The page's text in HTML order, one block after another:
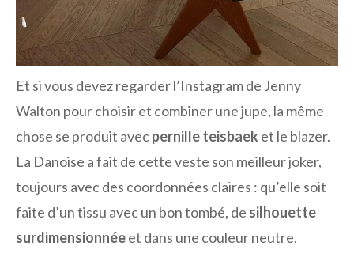
Et si vous devez regarder l’Instagram de Jenny
Walton pour choisir et combiner une jupe, la même
chose se produit avecpernille teisbaeket le blazer.
La Danoise a fait de cette veste son meilleur joker,
toujours avec des coordonnées claires : qu’elle soit
faite d’un tissu avec un bon tombé, de silhouette
surdimensionnéeet dans une couleur neutre.